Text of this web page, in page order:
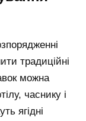
традиційні
можна
часнику і
ягідні